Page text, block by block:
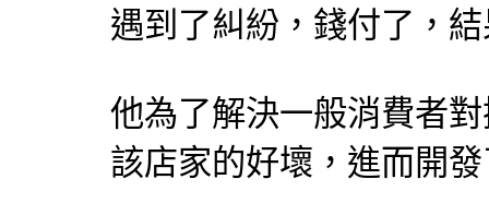
遇到了糾紛，錢付了，
他為了解決一般消費者
該店家的好壞，進而開